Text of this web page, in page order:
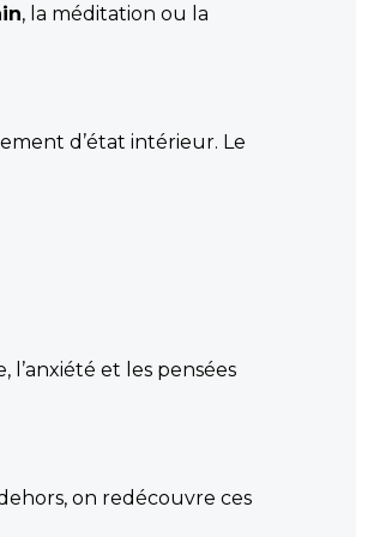
, la méditation ou la
d’état intérieur. Le
et les pensées
on redécouvre ces